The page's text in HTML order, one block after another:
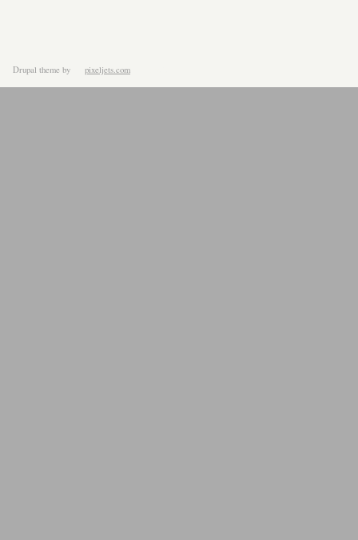
Drupal theme by pixeljets.com